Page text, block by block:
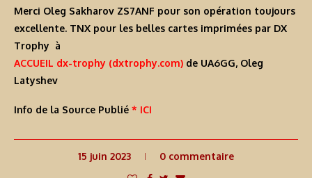
Merci Oleg Sakharov ZS7ANF pour son opération toujours
excellente. TNX pour les belles cartes imprimées par DX
Trophy à
ACCUEIL dx-trophy (dxtrophy.com) de UA6GG, Oleg
Latyshev
Info de la Source Publié * ICI
15 juin 2023 0 commentaire